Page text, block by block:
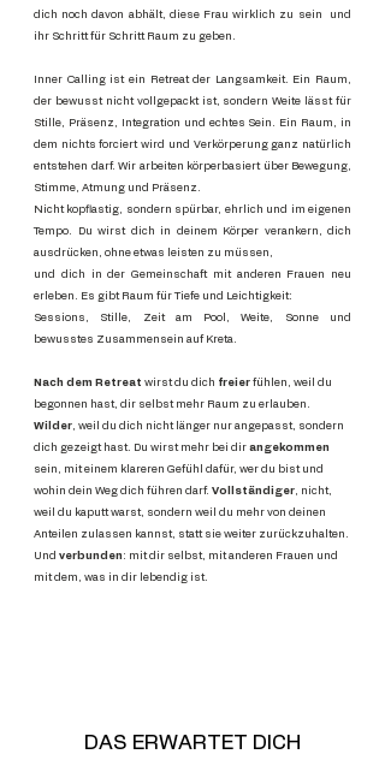
dich noch davon abhält, diese Frau wirklich zu sein und
ihr Schritt für Schritt Raum zu geben.
Inner Calling ist ein Retreat der Langsamkeit. Ein Raum,
der bewusst nicht vollgepackt ist, sondern Weite lässt für
Stille, Präsenz, Integration und echtes Sein. Ein Raum, in
dem nichts forciert wird und Verkörperung ganz natürlich
entstehen darf. Wir arbeiten körperbasiert über Bewegung,
Stimme, Atmung und Präsenz.
Nicht kopflastig, sondern spürbar, ehrlich und im eigenen
Tempo.
Du wirst dich in deinem Körper verankern, dich
ausdrücken, ohne etwas leisten zu müssen,
und dich in der Gemeinschaft mit anderen Frauen neu
erleben. Es gibt Raum für Tiefe und Leichtigkeit:
Sessions, Stille, Zeit am Pool, Weite, Sonne und
bewusstes Zusammensein auf Kreta.
Nach dem Retreat wirst du dich freier fühlen, weil du
begonnen hast, dir selbst mehr Raum zu erlauben.
Wilder, weil du dich nicht länger nur angepasst, sondern
dich gezeigt hast. Du wirst mehr bei dir angekommen
sein, mit einem klareren Gefühl dafür, wer du bist und
wohin dein Weg dich führen darf. Vollständiger, nicht,
weil du kaputt warst, sondern weil du mehr von deinen
Anteilen zulassen kannst, statt sie weiter zurückzuhalten.
Und verbunden : mit dir selbst, mit anderen Frauen und
mit dem, was in dir lebendig ist.
DAS ERWARTET DICH